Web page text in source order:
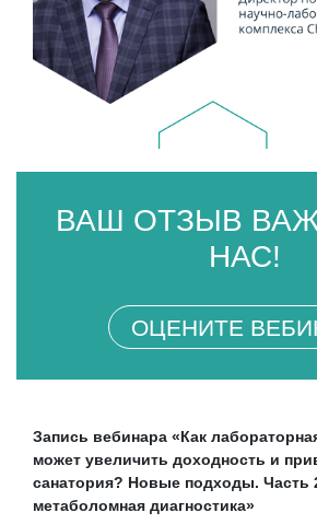
ВАШ ОТЗЫВ
НАС!
ОЦЕНИТЕ
Запись вебинара «Как
может увеличить доходность и
санатория? Новые подходы. Часть
метаболомная диагностика»